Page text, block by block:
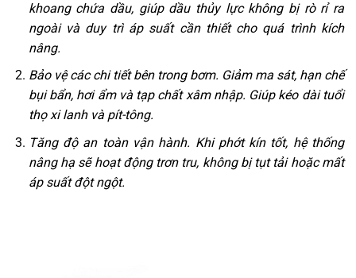
khoang chứa dầu, giúp dầu thủy lực không bị rò rỉ ra
ngoài và duy trì áp suất cần thiết cho quá trình kích
nâng.
Bảo vệ các chi tiết bên trong bơm. Giảm ma sát, hạn chế
bụi bẩn, hơi ẩm và tạp chất xâm nhập. Giúp kéo dài tuổi
thọ xi lanh và pít-tông.
Tăng độ an toàn vận hành. Khi phớt kín tốt, hệ thống
nâng hạ sẽ hoạt động trơn tru, không bị tụt tải hoặc mất
áp suất đột ngột.